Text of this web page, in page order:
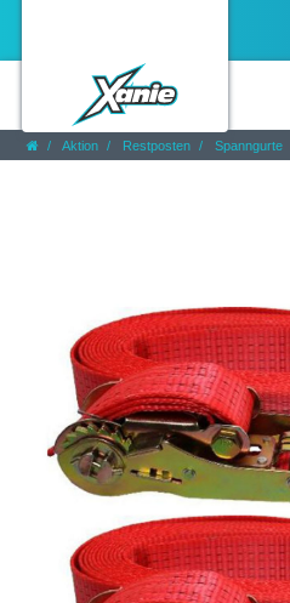
Aktion Restposten Spanngurte